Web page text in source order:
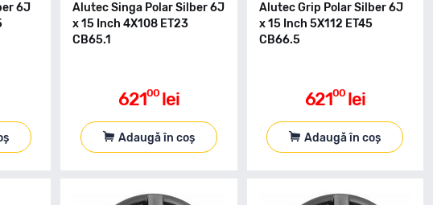
6J
Alutec Singa Polar Silber 6J
x 15 Inch 4X108 ET23
CB65.1
62100 lei
Adaugă în coș
Alutec Grip Polar Silber 6J
x 15 Inch 5X112 ET45
CB66.5
62100 lei
Adaugă în coș